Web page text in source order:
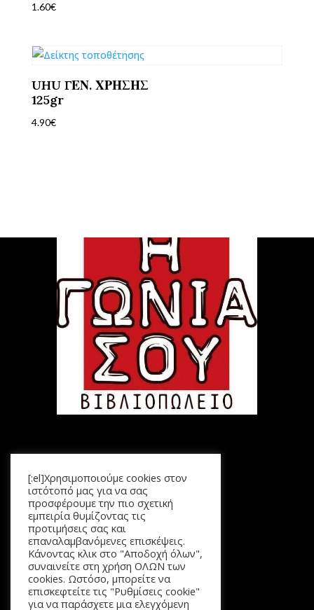
1.60€
UHU ΓΕΝ. ΧΡΗΣΗΣ
125gr
4.90€
Αρχική
Προϊόντα
Καλάθι
Επικοινωνία
[:el]Χρησιμοποιούμε cookies στον
ιστότοπό μας για να σας
προσφέρουμε την πιο σχετική
εμπειρία θυμίζοντας τις
προτιμήσεις σας και
επαναλαμβανόμενες επισκέψεις.
Κάνοντας κλικ στο "Αποδοχή όλων",
συναινείτε στη χρήση ΟΛΩΝ των
cookies. Ωστόσο, μπορείτε να
επισκεφτείτε τις "Ρυθμίσεις cookie"
για να παράσχετε μια ελεγχόμενη